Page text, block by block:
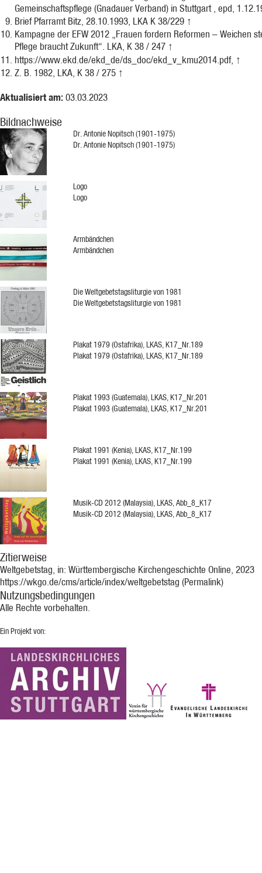
Gemeinschaftspflege (Gnadauer Verband) in Stuttgart , epd,
Brief Pfarramt Bitz, 28.10.1993, LKA K 38/229 ↑
Kampagne der EFW 2012 „Frauen fordern Reformen – Weichen
Pflege braucht Zukunft“. LKA, K 38 / 247 ↑
https://www.ekd.de/ekd_de/ds_doc/ekd_v_kmu2014.pdf, ↑
Z. B. 1982, LKA, K 38 / 275 ↑
Aktualisiert am: 03.03.2023
Bildnachweise
Dr. Antonie Nopitsch (1901-1975)
Dr. Antonie Nopitsch (1901-1975)
Logo
Logo
Armbändchen
Armbändchen
Die Weltgebetstagsliturgie von 1981
Die Weltgebetstagsliturgie von 1981
Plakat 1979 (Ostafrika), LKAS, K17_Nr.189
Plakat 1979 (Ostafrika), LKAS, K17_Nr.189
Plakat 1993 (Guatemala), LKAS, K17_Nr.201
Plakat 1993 (Guatemala), LKAS, K17_Nr.201
Plakat 1991 (Kenia), LKAS, K17_Nr.199
Plakat 1991 (Kenia), LKAS, K17_Nr.199
Musik-CD 2012 (Malaysia), LKAS, Abb_8_K17
Musik-CD 2012 (Malaysia), LKAS, Abb_8_K17
Zitierweise
Weltgebetstag, in: Württembergische Kirchengeschichte Online, 2023
https://wkgo.de/cms/article/index/weltgebetstag (Permalink)
Nutzungsbedingungen
Alle Rechte vorbehalten.
Ein Projekt von: